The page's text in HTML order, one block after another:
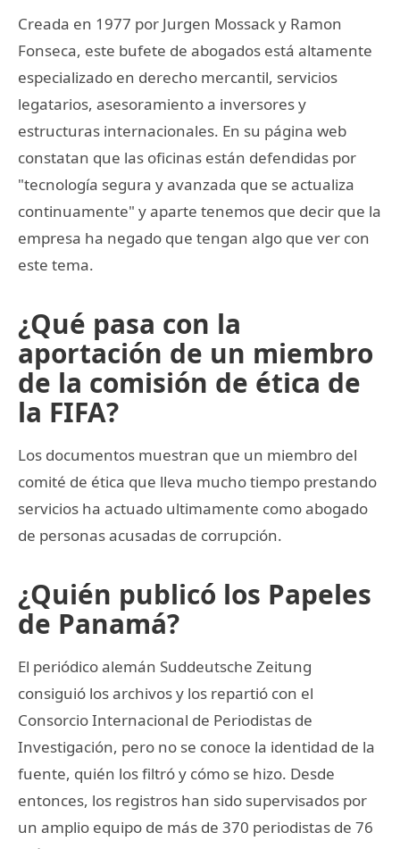
Creada en 1977 por Jurgen Mossack y Ramon
Fonseca, este bufete de abogados está altamente
especializado en derecho mercantil, servicios
legatarios, asesoramiento a inversores y
estructuras internacionales. En su página web
constatan que las oficinas están defendidas por
"tecnología segura y avanzada que se actualiza
continuamente" y aparte tenemos que decir que la
empresa ha negado que tengan algo que ver con
este tema.
¿Qué pasa con la
aportación de un miembro
de la comisión de ética de
la FIFA?
Los documentos muestran que un miembro del
comité de ética que lleva mucho tiempo prestando
servicios ha actuado ultimamente como abogado
de personas acusadas de corrupción.
¿Quién publicó los Papeles
de Panamá?
El periódico alemán Suddeutsche Zeitung
consiguió los archivos y los repartió con el
Consorcio Internacional de Periodistas de
Investigación, pero no se conoce la identidad de la
fuente, quién los filtró y cómo se hizo. Desde
entonces, los registros han sido supervisados por
un amplio equipo de más de 370 periodistas de 76